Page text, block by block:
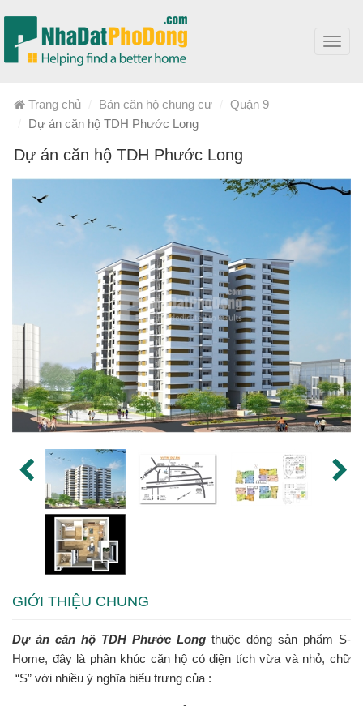
Trang chủ Bán căn hộ chung cư
Quận 9
Dự án căn hộ TDH Phước Long
Dự án căn hộ TDH Phước Long
GIỚI THIỆU CHUNG
Dự án căn hộ TDH Phước Long thuộc dòng sản phẩm S-
Home, đây là phân khúc căn hộ có diện tích vừa và nhỏ, chữ
“S” với nhiều ý nghĩa biểu trưng của :